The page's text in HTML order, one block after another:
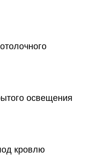
освещения
кровлю